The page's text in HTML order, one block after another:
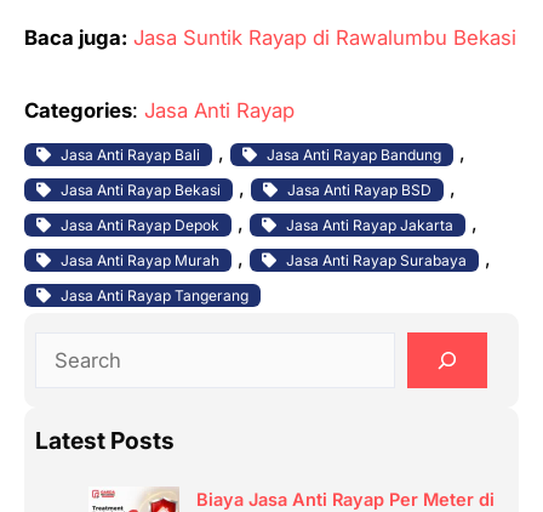
Baca juga: Jasa Suntik Rayap di Rawalumbu Bekasi
Categories: Jasa Anti Rayap
Jasa Anti Rayap Bali , Jasa Anti Rayap Bandung ,
Jasa Anti Rayap Bekasi , Jasa Anti Rayap BSD ,
Jasa Anti Rayap Depok , Jasa Anti Rayap Jakarta ,
Jasa Anti Rayap Murah , Jasa Anti Rayap Surabaya ,
Jasa Anti Rayap Tangerang
r
Latest Posts
Biaya Jasa Anti Rayap Per Meter di